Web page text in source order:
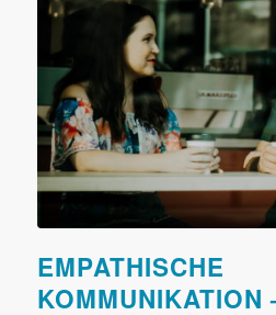
EMPATHISCHE
KOMMUNIKATION